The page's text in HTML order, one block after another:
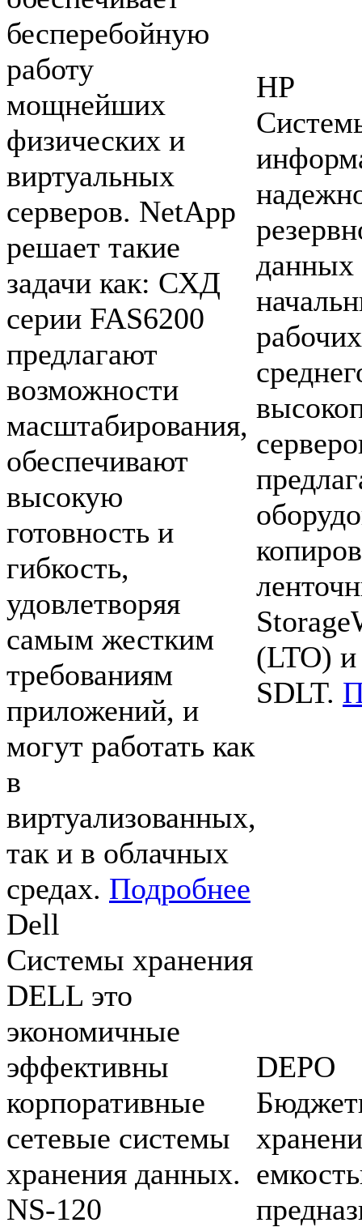
бесперебойную
работу
мощнейших
физических и
виртуальных
серверов. NetApp
решает такие
задачи как: СХД
серии FAS6200
предлагают
возможности
масштабирования,
обеспечивают
высокую
готовность и
гибкость,
удовлетворяя
самым жестким
требованиям
приложений, и
могут работать как
в
виртуализованных,
так и в облачных
средах. Подробнее
HP
данных
(LTO) и
SDLT.
Dell
Системы хранения
DELL это
экономичные
эффективны
корпоративные
сетевые системы
хранения данных.
NS-120
DEPO